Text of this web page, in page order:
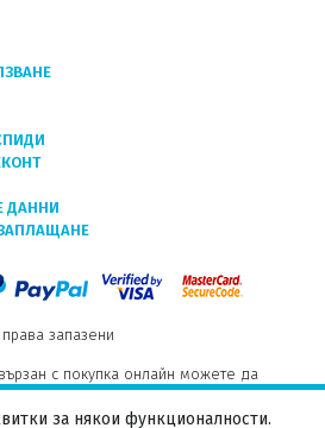
ДАННИ
запазени
с покупка онлайн можете да
за някои функционалности.